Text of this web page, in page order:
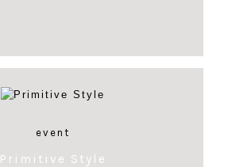
event
Primitive Style